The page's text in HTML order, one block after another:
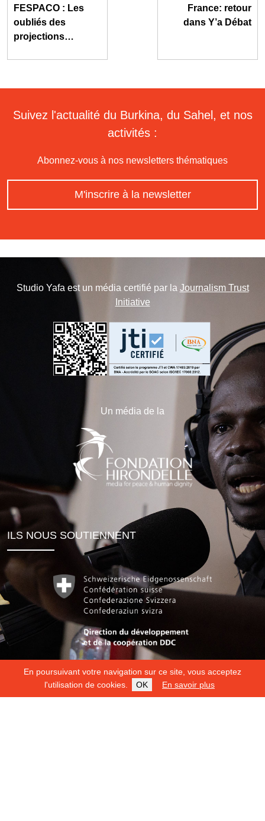
En poursuivant votre navigation sur ce site, vous acceptez
l'utilisation de cookies.
OK En savoir plus
FESPACO : Les
oubliés des
projections…
France: retour
dans Y’a Débat
Suivez l'actualité du Burkina, du Sahel, et nos
activités :
Abonnez-vous à nos newsletters thématiques
M'inscrire à la newsletter
Studio Yafa est un média certifié par la Journalism Trust
Initiative
Un média de la
ILS NOUS SOUTIENNENT